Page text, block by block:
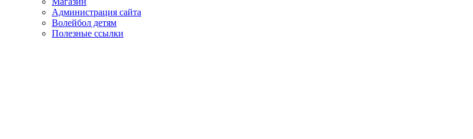
Администрация сайта
Волейбол детям
Полезные ссылки